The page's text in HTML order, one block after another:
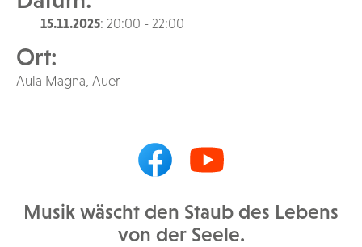
15.11.2025: 20:00 - 22:00
Ort:
Aula Magna, Auer
Musik wäscht den Staub des Lebens
von der Seele.